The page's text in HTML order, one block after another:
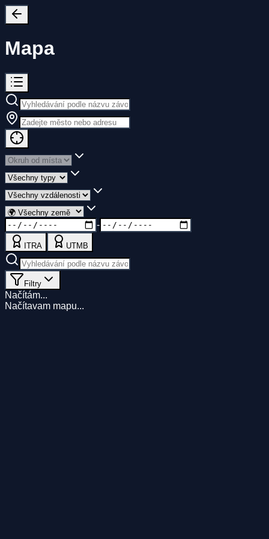
Mapa
-
ITRA UTMB
Filtry
Načítám...
Načítavam mapu...